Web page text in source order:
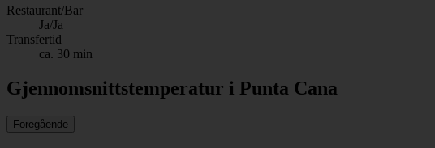
Restaurant/Bar
Ja/Ja
Transfertid
ca. 30 min
Gjennomsnittstemperatur i Punta Cana
Foregående